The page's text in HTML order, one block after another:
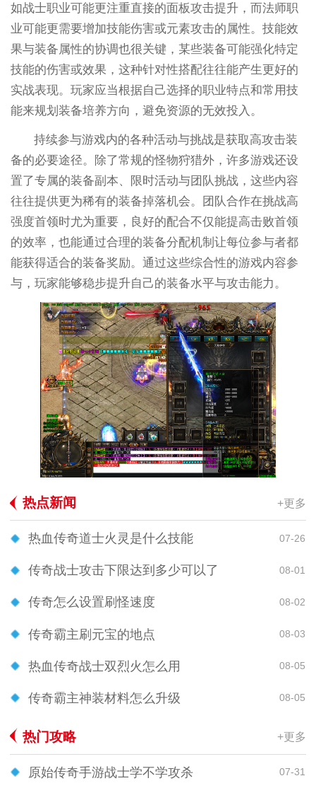
如战士职业可能更注重直接的面板攻击提升，而法师职
业可能更需要增加技能伤害或元素攻击的属性。技能效
果与装备属性的协调也很关键，某些装备可能强化特定
技能的伤害或效果，这种针对性搭配往往能产生更好的
实战表现。玩家应当根据自己选择的职业特点和常用技
能来规划装备培养方向，避免资源的无效投入。
持续参与游戏内的各种活动与挑战是获取高攻击装
备的必要途径。除了常规的怪物狩猎外，许多游戏还设
置了专属的装备副本、限时活动与团队挑战，这些内容
往往提供更为稀有的装备掉落机会。团队合作在挑战高
强度首领时尤为重要，良好的配合不仅能提高击败首领
的效率，也能通过合理的装备分配机制让每位参与者都
能获得适合的装备奖励。通过这些综合性的游戏内容参
与，玩家能够稳步提升自己的装备水平与攻击能力。
热点新闻 +更多
热血传奇道士火灵是什么技能 07-26
传奇战士攻击下限达到多少可以了 08-01
传奇怎么设置刷怪速度 08-02
传奇霸主刷元宝的地点 08-03
热血传奇战士双烈火怎么用 08-05
传奇霸主神装材料怎么升级 08-05
热门攻略 +更多
原始传奇手游战士学不学攻杀 07-31